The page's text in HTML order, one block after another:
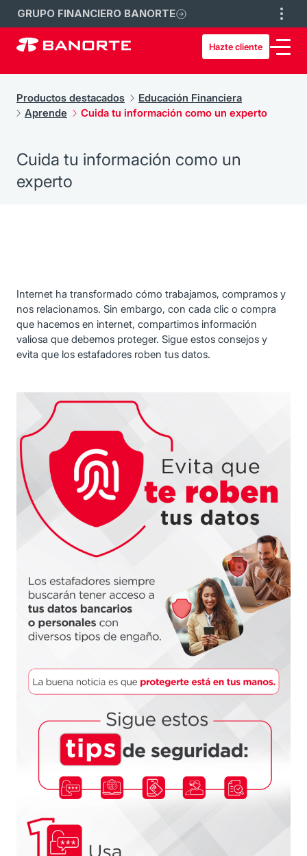
GRUPO FINANCIERO BANORTE
Hazte cliente
Productos destacados
Educación Financiera
Aprende
Cuida tu información como un experto
Cuida tu información como un
experto
Internet ha transformado cómo trabajamos, compramos y
nos relacionamos. Sin embargo, con cada clic o compra
que hacemos en internet, compartimos información
valiosa que debemos proteger. Sigue estos consejos y
evita que los estafadores roben tus datos.